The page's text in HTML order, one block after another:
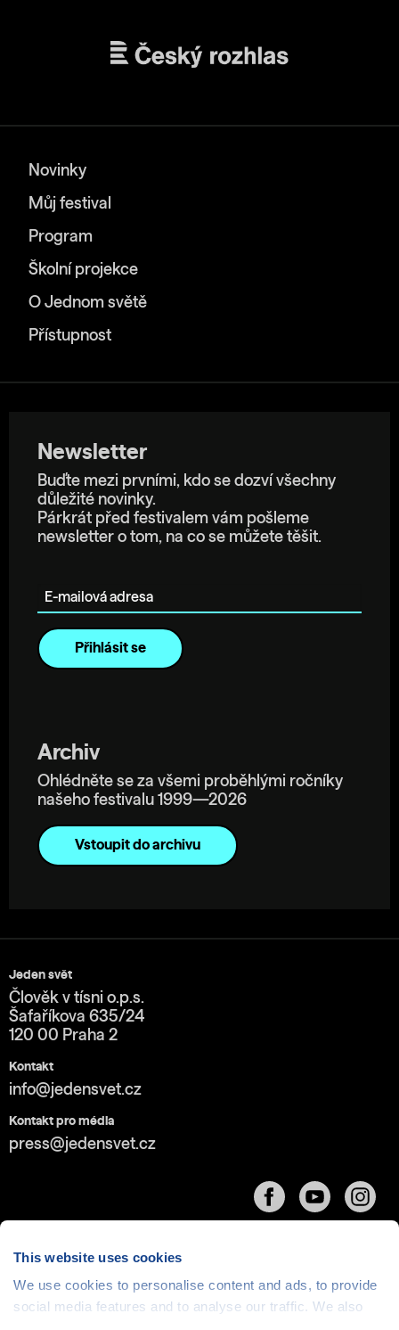
This website uses cookies
We use cookies to personalise content and ads, to provide
social media features and to analyse our traffic. We also
Novinky
Můj festival
Program
Školní projekce
O Jednom světě
Přístupnost
Newsletter
Buďte mezi prvními, kdo se dozví všechny
důležité novinky.
Párkrát před festivalem vám pošleme
newsletter o tom, na co se můžete těšit.
Archiv
Ohlédněte se za všemi proběhlými ročníky
našeho festivalu 1999—2026
Vstoupit do archivu
Jeden svět
Člověk v tísni o.p.s.
Šafaříkova 635/24
120 00 Praha 2
Kontakt
info@jedensvet.cz
Kontakt pro média
press@jedensvet.cz
Cookies| © 1999-2026 Člověk v tísni o.p.s., web běží